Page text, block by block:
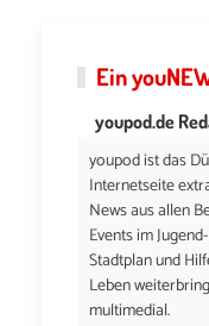
Ein
youpod.de
youpod ist das
Internetseite
News aus allen
Events im
Stadtplan und
Leben
multimedial.